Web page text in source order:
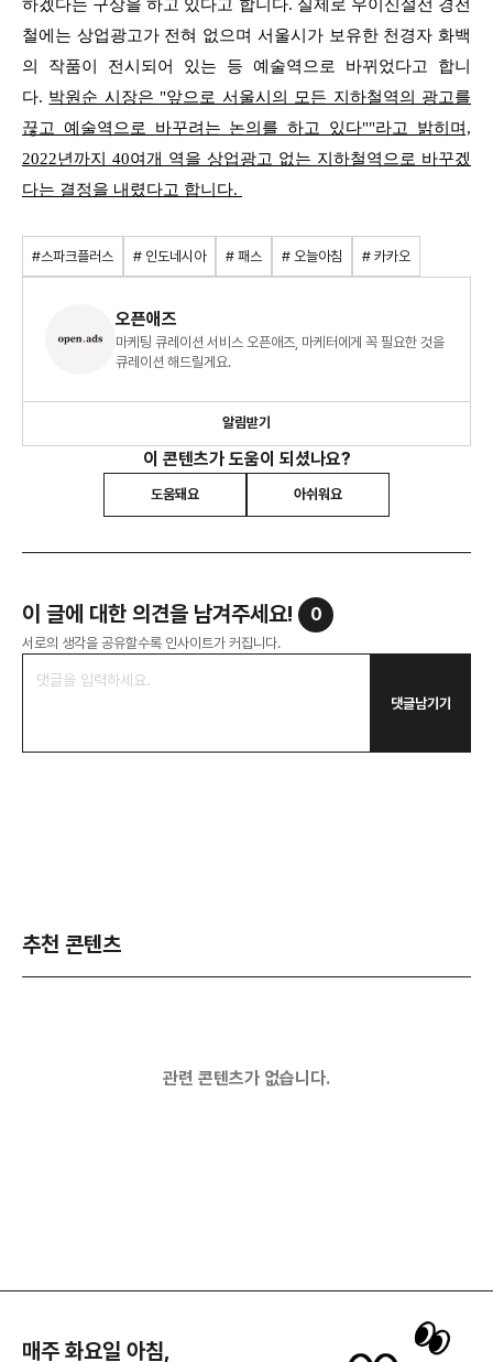
하겠다는 구상을 하고 있다고 합니다. 실제로 우이신설선 경전
철에는 상업광고가 전혀 없으며 서울시가 보유한 천경자 화백
의 작품이 전시되어 있는 등 예술역으로 바뀌었다고 합니
다. 박원순 시장은 "앞으로 서울시의 모든 지하철역의 광고를
끊고 예술역으로 바꾸려는 논의를 하고 있다""라고 밝히며,
2022년까지 40여개 역을 상업광고 없는 지하철역으로 바꾸겠
다는 결정을 내렸다고 합니다.
#스파크플러스 # 인도네시아 # 패스 # 오늘아침 # 카카오
오픈애즈
마케팅 큐레이션 서비스 오픈애즈, 마케터에게 꼭 필요한 것을
큐레이션 해드릴게요.
알림받기
이 콘텐츠가 도움이 되셨나요?
도움돼요 아쉬워요
이 글에 대한 의견을 남겨주세요! 0
서로의 생각을 공유할수록 인사이트가 커집니다.
댓글남기기
추천 콘텐츠
관련 콘텐츠가 없습니다.
매주 화요일 아침,